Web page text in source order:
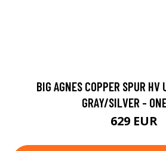
BIG AGNES COPPER SPUR
GRAY/SILVER -
629 EUR